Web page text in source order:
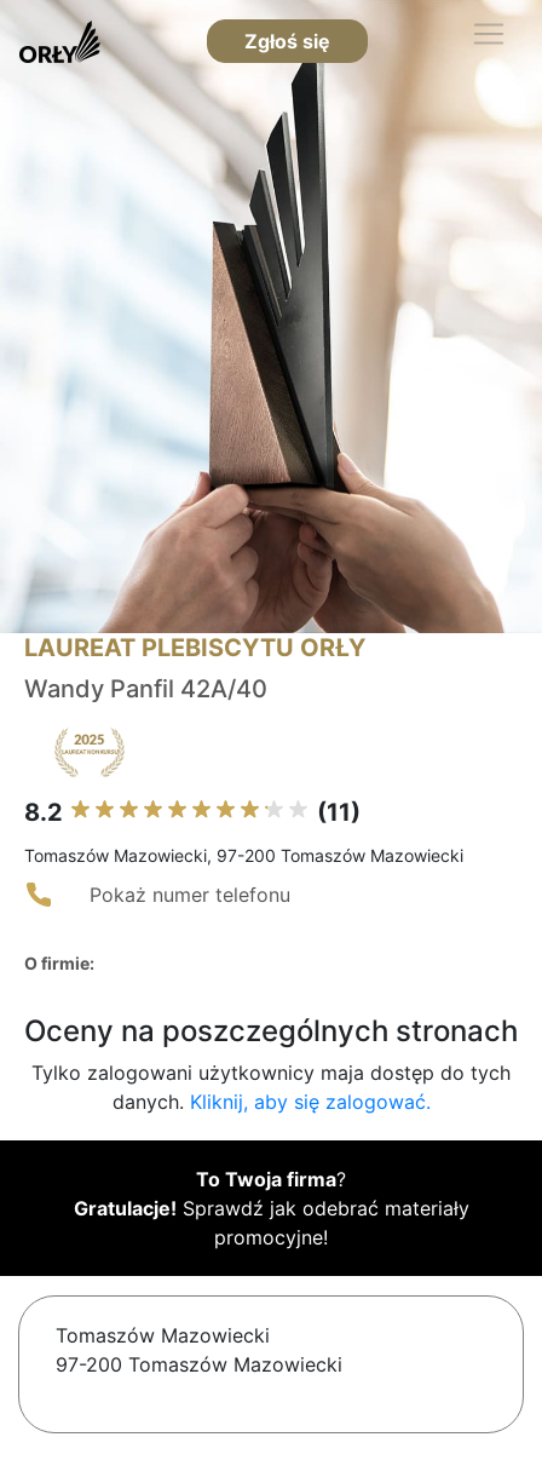
Zgłoś się
LAUREAT PLEBISCYTU ORŁY
Wandy Panfil 42A/40
8.2 (11)
Tomaszów Mazowiecki, 97-200 Tomaszów Mazowiecki
Pokaż numer telefonu
O firmie:
Oceny na poszczególnych stronach
Tylko zalogowani użytkownicy maja dostęp do tych
danych. Kliknij, aby się zalogować.
To Twoja firma?
Gratulacje! Sprawdź jak odebrać materiały
promocyjne!
Tomaszów Mazowiecki
97-200 Tomaszów Mazowiecki